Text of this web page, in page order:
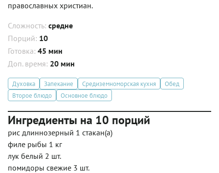
православных христиан.
Сложность: средне
Порций: 10
Готовка: 45 мин
Доп. время: 20 мин
Духовка Запекание Средиземноморская кухня
Обед
Второе блюдо
Основное блюдо
Ингредиенты на 10 порций
рис длиннозерный 1 стакан(а)
филе рыбы 1 кг
лук белый 2 шт.
помидоры свежие 3 шт.